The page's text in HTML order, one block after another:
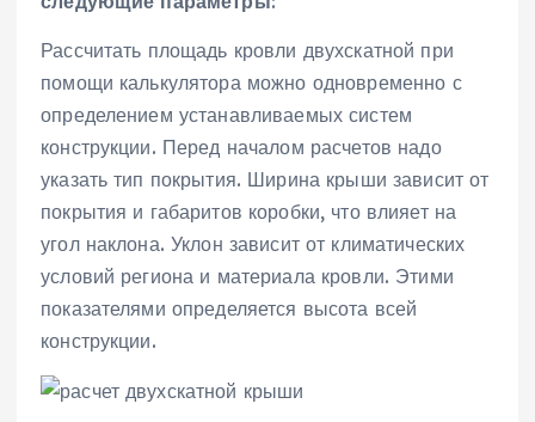
Рассчитать площадь кровли двухскатной при
помощи калькулятора можно одновременно с
определением устанавливаемых систем
конструкции. Перед началом расчетов надо
указать тип покрытия. Ширина крыши зависит от
покрытия и габаритов коробки, что влияет на
угол наклона. Уклон зависит от климатических
условий региона и материала кровли. Этими
показателями определяется высота всей
конструкции.